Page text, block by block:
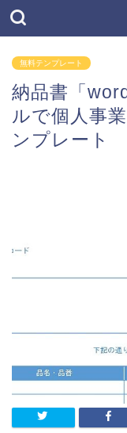
無料テンプレート
納品書「
ルで個人事
ンプレート